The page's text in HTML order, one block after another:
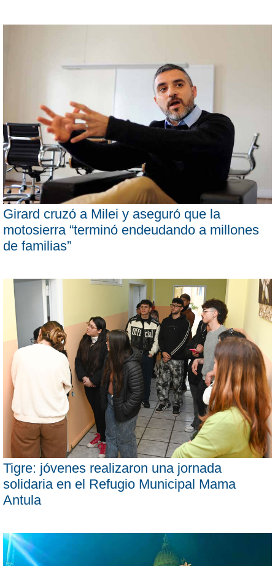
Girard cruzó a Milei y aseguró que la
motosierra “terminó endeudando a millones
de familias”
Tigre: jóvenes realizaron una jornada
solidaria en el Refugio Municipal Mama
Antula